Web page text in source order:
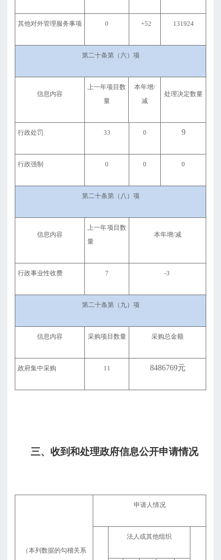
其他对外管理服务事项 0 +52 131924
第二十条第（六）项
信息内容
上一年项目数
量
本年增/
减
处理决定数量
行政处罚 33 0 9
行政强制 0 0 0
第二十条第（八）项
信息内容
上一年项目数
量
本年增/减
行政事业性收费 7 -3
第二十条第（九）项
信息内容 采购项目数量 采购总金额
政府集中采购 11 8486769元
三、收到和处理政府信息公开申请情况
（本列数据的勾稽关系
申请人情况
法人或其他组织